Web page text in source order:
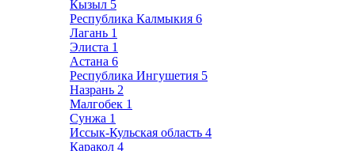
Кызыл 5
Республика Калмыкия 6
Лагань 1
Элиста 1
Астана 6
Республика Ингушетия 5
Назрань 2
Малгобек 1
Сунжа 1
Иссык-Кульская область 4
Каракол 4